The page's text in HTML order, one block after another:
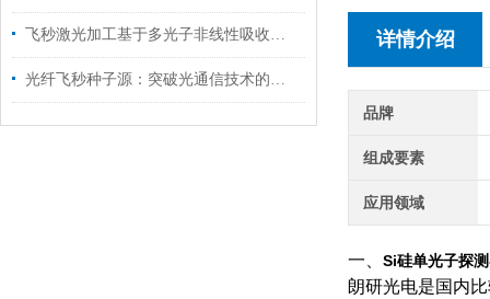
详情介绍
品牌
组成要素
应用领域
一、 Si硅单光子探
朗研光电是国内
飞秒激光加工基于多光子非线性吸收和电离机制
光纤飞秒种子源：突破光通信技术的新引擎